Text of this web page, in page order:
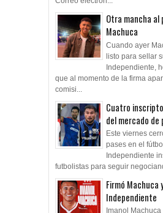
Otra mancha al
Machuca
Cuando ayer
listo para sellar
Independiente,
que al momento de la firma
comisi...
Cuatro
del mercado de
Este viernes
pases en el
Independiente
futbolistas para seguir
Firmó Machuca
Independiente
Imanol